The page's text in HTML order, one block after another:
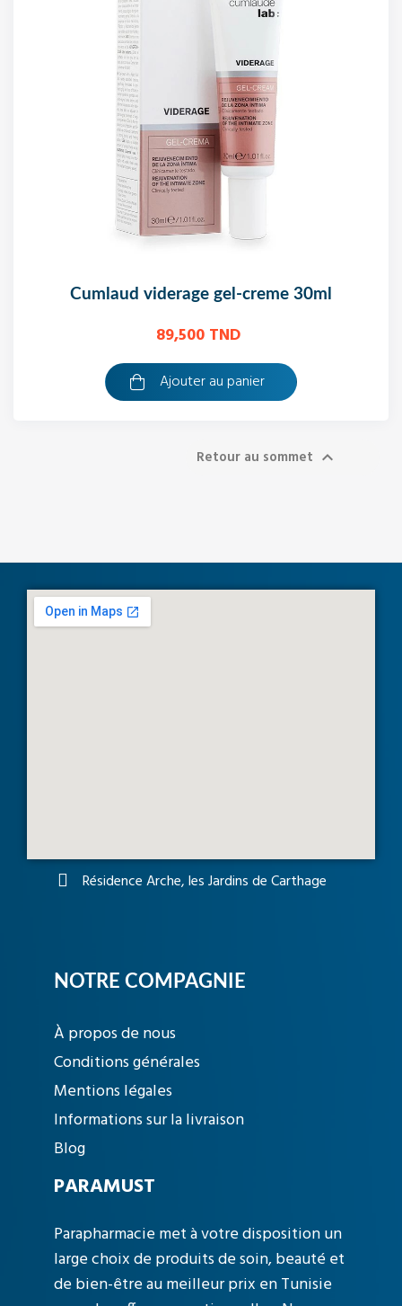
cumlaud viderage gel-creme 30ml
89,500 TND
Ajouter au panier
Retour au sommet 
Résidence Arche, les Jardins de Carthage
NOTRE COMPAGNIE
À propos de nous
Conditions générales
Mentions légales
Informations sur la livraison
Blog
PARAMUST
Parapharmacie met à votre disposition un
large choix de produits de soin, beauté et
de bien-être au meilleur prix en Tunisie